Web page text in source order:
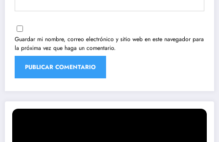
Guardar mi nombre, correo electrónico y sitio web en este navegador para
la próxima vez que haga un comentario.